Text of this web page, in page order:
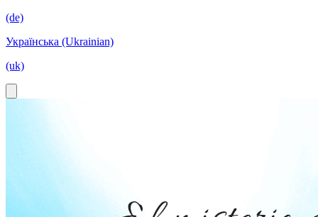
(de)
Українська (Ukrainian)
(uk)